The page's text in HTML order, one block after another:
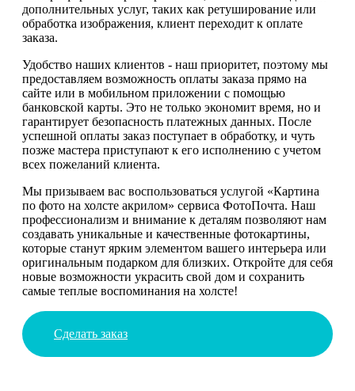
дополнительных услуг, таких как ретуширование или
обработка изображения, клиент переходит к оплате
заказа.
Удобство наших клиентов - наш приоритет, поэтому мы
предоставляем возможность оплаты заказа прямо на
сайте или в мобильном приложении с помощью
банковской карты. Это не только экономит время, но и
гарантирует безопасность платежных данных. После
успешной оплаты заказ поступает в обработку, и чуть
позже мастера приступают к его исполнению с учетом
всех пожеланий клиента.
Мы призываем вас воспользоваться услугой «Картина
по фото на холсте акрилом» сервиса ФотоПочта. Наш
профессионализм и внимание к деталям позволяют нам
создавать уникальные и качественные фотокартины,
которые станут ярким элементом вашего интерьера или
оригинальным подарком для близких. Откройте для себя
новые возможности украсить свой дом и сохранить
самые теплые воспоминания на холсте!
Сделать заказ